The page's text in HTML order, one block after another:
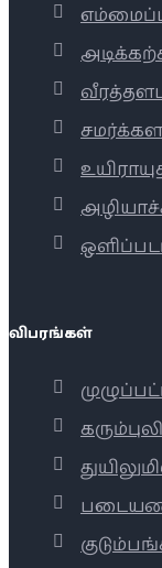
விபரங்கள்